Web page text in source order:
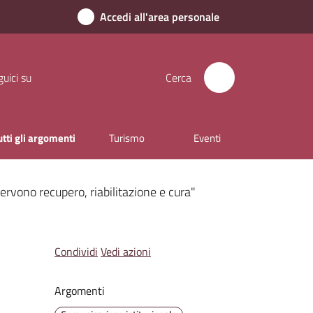
Accedi all'area personale
su Cerca
gli argomenti Turismo Eventi
recupero, riabilitazione e cura"
Condividi Vedi azioni
Argomenti